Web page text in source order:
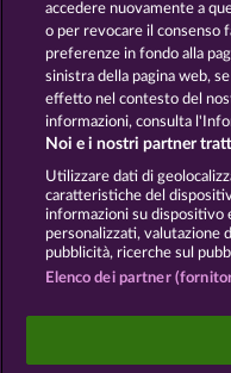
Informativa
Società
Invia
I giochi social da
accedere nuovamente a
o per revocare il consenso
preferenze in fondo alla
sinistra della pagina web,
effetto nel contesto del
informazioni, consulta
Noi e i nostri partner
Utilizzare dati di
caratteristiche del
informazioni su dispositivo
personalizzati, valutazione
pubblicità, ricerche sul
Elenco dei partner